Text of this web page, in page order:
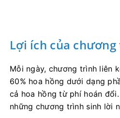
Lợi ích của
Mỗi ngày, chương trình liên
60% hoa hồng dưới dạng
cả hoa hồng từ phí hoán
những chương trình sinh lời